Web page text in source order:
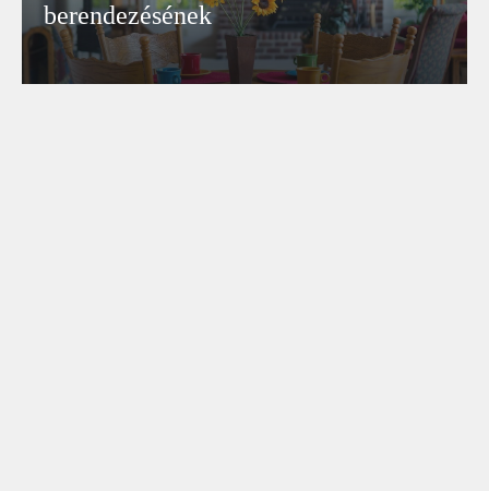
berendezésének